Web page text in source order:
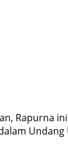
Rapurna